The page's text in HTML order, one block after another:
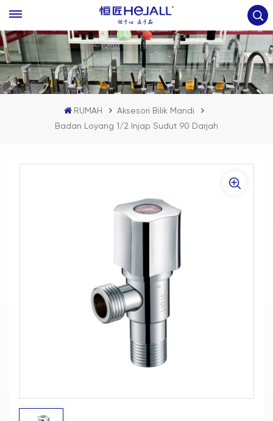
RUMAH
Aksesori Bilik Mandi
Badan Loyang 1/2 Injap Sudut 90 Darjah